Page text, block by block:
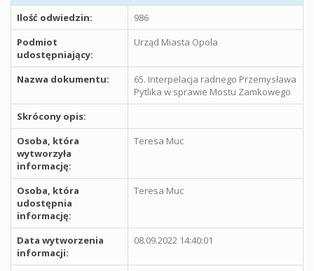
Ilość odwiedzin:
986
Podmiot
udostępniający:
Urząd Miasta Opola
Nazwa dokumentu:
65. Interpelacja radnego Przemysława
Pytlika w sprawie Mostu Zamkowego
Skrócony opis:
Osoba, która
wytworzyła
informację:
Teresa Muc
Osoba, która
udostępnia
informację:
Teresa Muc
Data wytworzenia
informacji:
08.09.2022 14:40:01